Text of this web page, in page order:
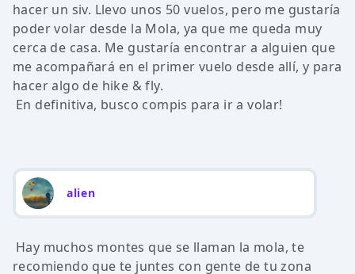
hacer un siv. Llevo unos 50 vuelos, pero me gustaría
poder volar desde la Mola, ya que me queda muy
cerca de casa. Me gustaría encontrar a alguien que
me acompañará en el primer vuelo desde allí, y para
hacer algo de hike & fly.
En definitiva, busco compis para ir a volar!
alien
Hay muchos montes que se llaman la mola, te
recomiendo que te juntes con gente de tu zona